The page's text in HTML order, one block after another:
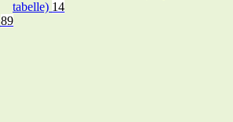
tabelle) 14
89